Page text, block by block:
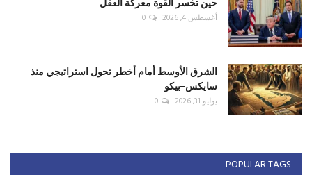
أغسطس 4, 2026 0
الشرق الأوسط أمام أخطر تحول استراتيجي منذ
سايكس–بيكو
يوليو 31, 2026 0
POPULAR TAGS